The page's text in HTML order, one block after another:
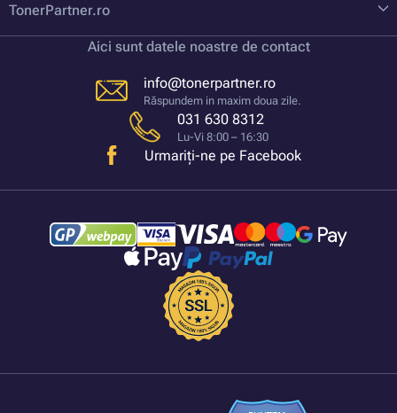
TonerPartner.ro
Aici sunt datele noastre de contact
info@tonerpartner.ro
Răspundem in maxim doua zile.
031 630 8312
Lu-Vi 8:00 – 16:30
Urmariți-ne pe Facebook